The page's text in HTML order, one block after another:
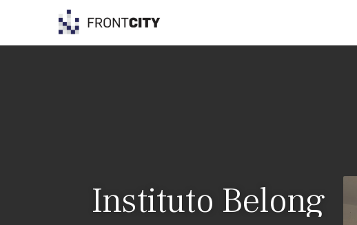
Instituto Belong